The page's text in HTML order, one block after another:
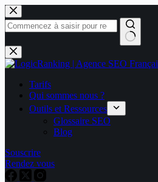
Tarifs
Qui sommes nous ?
Outils et Ressources
Glossaire SEO
Blog
Souscrire
Rendez vous